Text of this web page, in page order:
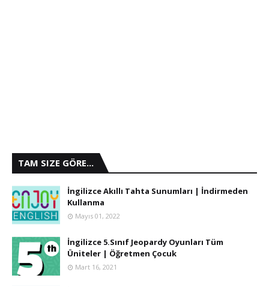
TAM SIZE GÖRE...
İngilizce Akıllı Tahta Sunumları | İndirmeden
Kullanma
Mayıs 01, 2022
İngilizce 5.Sınıf Jeopardy Oyunları Tüm
Üniteler | Öğretmen Çocuk
Mart 16, 2021